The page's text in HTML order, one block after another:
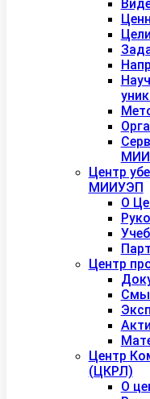
Цели
Центр
МИИУЭП
О
Центр
Центр
(ЦКРЛ)
О